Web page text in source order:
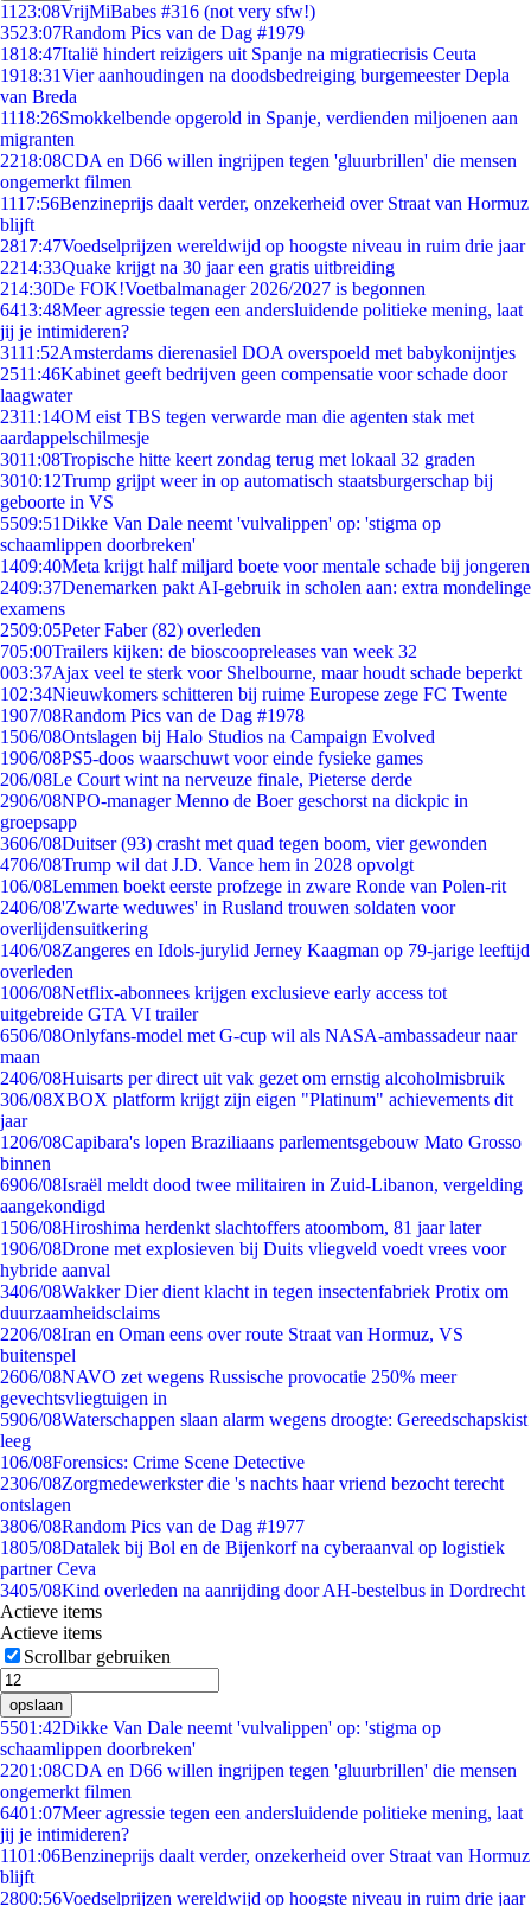
11 23:08VrijMiBabes #316 (not very sfw!)
3523:07Random Pics van de Dag #1979
1818:47Italië hindert reizigers uit Spanje na migratiecrisis Ceuta
1918:31Vier aanhoudingen na doodsbedreiging burgemeester Depla
van Breda
1118:26Smokkelbende opgerold in Spanje, verdienden miljoenen aan
migranten
2218:08CDA en D66 willen ingrijpen tegen 'gluurbrillen' die mensen
ongemerkt filmen
1117:56Benzineprijs daalt verder, onzekerheid over Straat van Hormuz
blijft
2817:47Voedselprijzen wereldwijd op hoogste niveau in ruim drie jaar
2214:33Quake krijgt na 30 jaar een gratis uitbreiding
214:30De FOK!Voetbalmanager 2026/2027 is begonnen
6413:48Meer agressie tegen een andersluidende politieke mening, laat
jij je intimideren?
3111:52Amsterdams dierenasiel DOA overspoeld met babykonijntjes
2511:46Kabinet geeft bedrijven geen compensatie voor schade door
laagwater
2311:14OM eist TBS tegen verwarde man die agenten stak met
aardappelschilmesje
3011:08Tropische hitte keert zondag terug met lokaal 32 graden
3010:12Trump grijpt weer in op automatisch staatsburgerschap bij
geboorte in VS
5509:51Dikke Van Dale neemt 'vulvalippen' op: 'stigma op
schaamlippen doorbreken'
1409:40Meta krijgt half miljard boete voor mentale schade bij jongeren
2409:37Denemarken pakt AI-gebruik in scholen aan: extra mondelinge
examens
2509:05Peter Faber (82) overleden
705:00Trailers kijken: de bioscoopreleases van week 32
003:37Ajax veel te sterk voor Shelbourne, maar houdt schade beperkt
102:34Nieuwkomers schitteren bij ruime Europese zege FC Twente
1907/08Random Pics van de Dag #1978
1506/08Ontslagen bij Halo Studios na Campaign Evolved
1906/08PS5-doos waarschuwt voor einde fysieke games
206/08Le Court wint na nerveuze finale, Pieterse derde
2906/08NPO-manager Menno de Boer geschorst na dickpic in
groepsapp
3606/08Duitser (93) crasht met quad tegen boom, vier gewonden
4706/08Trump wil dat J.D. Vance hem in 2028 opvolgt
106/08Lemmen boekt eerste profzege in zware Ronde van Polen-rit
2406/08'Zwarte weduwes' in Rusland trouwen soldaten voor
overlijdensuitkering
1406/08Zangeres en Idols-jurylid Jerney Kaagman op 79-jarige leeftijd
overleden
1006/08Netflix-abonnees krijgen exclusieve early access tot
uitgebreide GTA VI trailer
6506/08Onlyfans-model met G-cup wil als NASA-ambassadeur naar
maan
2406/08Huisarts per direct uit vak gezet om ernstig alcoholmisbruik
306/08XBOX platform krijgt zijn eigen "Platinum" achievements dit
jaar
1206/08Capibara's lopen Braziliaans parlementsgebouw Mato Grosso
binnen
6906/08Israël meldt dood twee militairen in Zuid-Libanon, vergelding
aangekondigd
1506/08Hiroshima herdenkt slachtoffers atoombom, 81 jaar later
1906/08Drone met explosieven bij Duits vliegveld voedt vrees voor
hybride aanval
3406/08Wakker Dier dient klacht in tegen insectenfabriek Protix om
duurzaamheidsclaims
2206/08Iran en Oman eens over route Straat van Hormuz, VS
buitenspel
2606/08NAVO zet wegens Russische provocatie 250% meer
gevechtsvliegtuigen in
5906/08Waterschappen slaan alarm wegens droogte: Gereedschapskist
leeg
106/08Forensics: Crime Scene Detective
2306/08Zorgmedewerkster die 's nachts haar vriend bezocht terecht
ontslagen
3806/08Random Pics van de Dag #1977
1805/08Datalek bij Bol en de Bijenkorf na cyberaanval op logistiek
partner Ceva
3405/08Kind overleden na aanrijding door AH-bestelbus in Dordrecht
Actieve items
Actieve items
Scrollbar gebruiken
opslaan
5501:42Dikke Van Dale neemt 'vulvalippen' op: 'stigma op
schaamlippen doorbreken'
2201:08CDA en D66 willen ingrijpen tegen 'gluurbrillen' die mensen
ongemerkt filmen
6401:07Meer agressie tegen een andersluidende politieke mening, laat
jij je intimideren?
1101:06Benzineprijs daalt verder, onzekerheid over Straat van Hormuz
blijft
2800:56Voedselprijzen wereldwijd op hoogste niveau in ruim drie jaar